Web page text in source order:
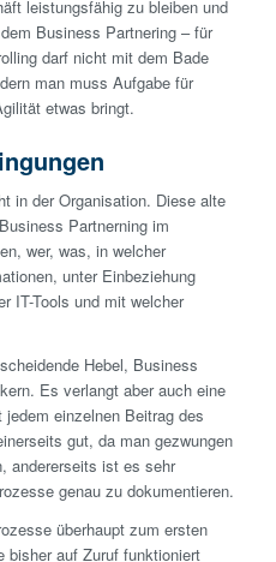
leistungsfähig zu bleiben und
Business Partnering – für
darf nicht mit dem Bade
man muss Aufgabe für
etwas bringt.
in der Organisation. Diese alte
Partnerning im
wer, was, in welcher
unter Einbeziehung
IT-Tools und mit welcher
Hebel, Business
Es verlangt aber auch eine
einzelnen Beitrag des
gut, da man gezwungen
andererseits ist es sehr
genau zu dokumentieren.
überhaupt zum ersten
bisher auf Zuruf funktioniert